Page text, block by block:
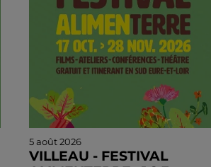
5 août 2026
VILLEAU - FESTIVAL